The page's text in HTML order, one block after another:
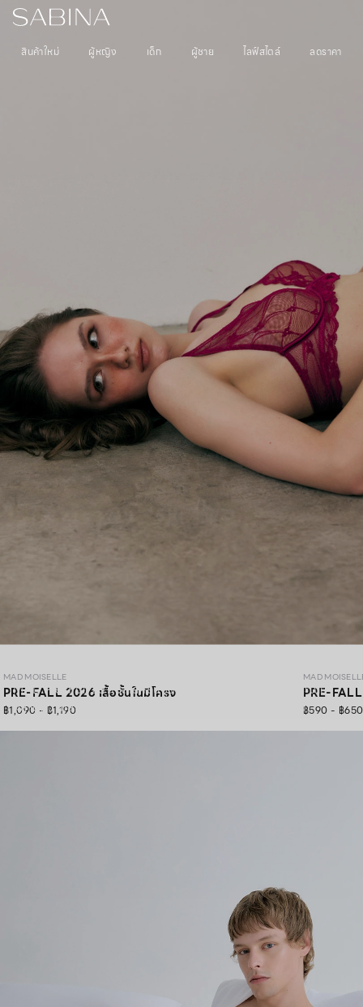
สินค้าใหม่ ผู้หญิง
MAD Pre-Fall 26 คอลเลคชั่นชุดชั้นในพรีเมียมดีไซน์ลูกไม้ประณีต
ผสานความสวยสง่า สัมผัสนุ่มสบาย และความมั่นใจอย่างลงตัว
MAD MOISELLE
PRE-FALL 2026 เสื้อชั้นในมีโครง
฿1,090 - ฿1,190
MAD
PRE-
฿590 - ฿650